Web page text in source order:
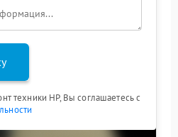
техники HP, Вы соглашаетесь с